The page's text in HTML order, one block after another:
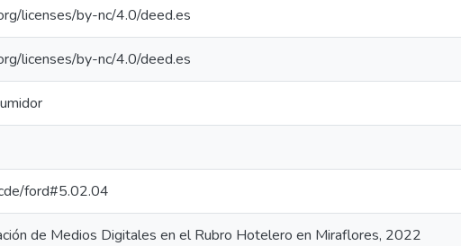
licenses/by-nc/4.0/deed.es
licenses/by-nc/4.0/deed.es
ford#5.02.04
de Medios Digitales en el Rubro Hotelero en Miraflores, 2022